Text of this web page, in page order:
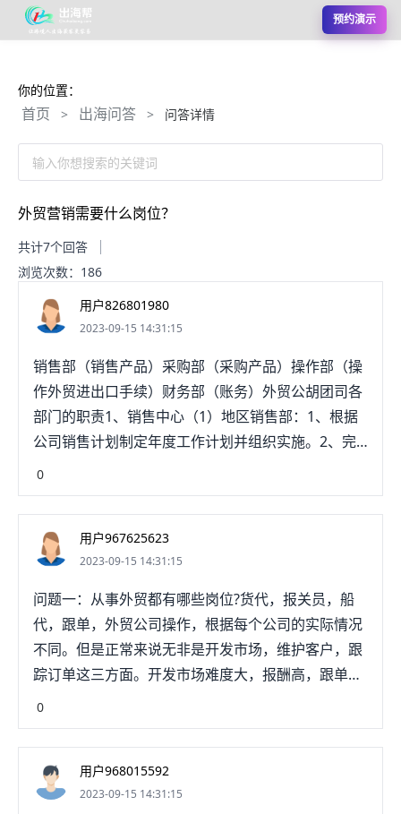
预约演示
你的位置：
首页 > 出海问答 > 问答详情
输入你想搜索的关键词
外贸营销需要什么岗位？
共计7个回答
浏览次数：186
用户826801980
2023-09-15 14:31:15
销售部（销售产品）采购部（采购产品）操作部（操
作外贸进出口手续）财务部（账务）外贸公胡团司各
部门的职责1、销售中心（1）地区销售部：1、根据
公司销售计划制定年度工作计划并组织实施。2、完
成地区年度销售任务，并负责货款回收。3、负责协
调用户培训、技术支持、货物退换和维修等售后服
务。4、经销商开发和管理。5、提出市场推广建议，
并负责实施市场推广方案6、收集和整理市场情报并
反馈给公司有关部门。7、及时跟踪产品质量情况并
反馈给公司有关部门。8、负责制定并完善销售管理
制度，保证服务质量。（2）成套部1、根据公司营销
目标制定年度工作计划。2、完成年度销售任务，并
负责账款回收。3、负责组织成套项目投标工作，负
和合作伙伴开发与管理。5、负责组织成套项目的实
施工作。6、收集和整理市场情报并反馈给公司有关
部门。7、及时跟踪项目质量情况并反馈给公司有关
部门。8、负责制定并完善成套项目管理制度。（3）
0
用户967625623
2023-09-15 14:31:15
问题一：从事外贸都有哪些岗位?货代，报关员，船
代，跟单，外贸公司操作，根据每个公司的实际情况
不同。但是正常来说无非是开发市场，维护客户，跟
踪订单这三方面。开发市场难度大，报酬高，跟单上
手快，工作平淡。建议冲高做销售。（开发市场)。问
题二：外贸公司会有哪些职位在中国国内国际贸易是
受国家管制的，不是任何一家公司都能做国际贸易，
要做国际贸易就需要申请进出口经验权。外贸公司就
是帮国内的没有进出口经营权的企业代理进出口贸易
0
用户968015592
2023-09-15 14:31:15